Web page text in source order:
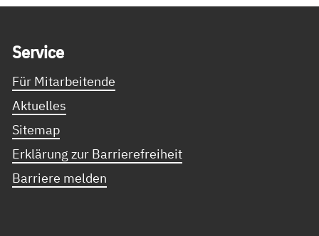
Ser­vice
Für Mitarbeitende
Aktuelles
Sitemap
Erklärung zur Barrierefreiheit
Barriere melden